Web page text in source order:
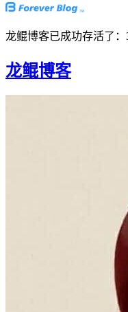
龙鲲博客已成功存活了：
龙鲲博客